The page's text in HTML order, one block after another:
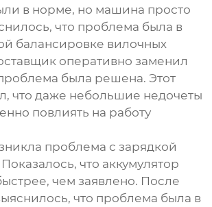
в норме, но машина просто
что проблема была в
балансировке вилочных
оперативно заменил
была решена. Этот
что даже небольшие недочеты
повлиять на работу
проблема с зарядкой
что аккумулятор
чем заявлено. После
что проблема была в